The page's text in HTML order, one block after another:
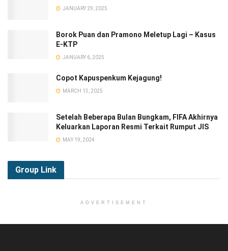
JANUARY 29, 2025
Borok Puan dan Pramono Meletup Lagi – Kasus
E-KTP
JANUARY 6, 2025
Copot Kapuspenkum Kejagung!
MARCH 13, 2025
Setelah Beberapa Bulan Bungkam, FIFA Akhirnya
Keluarkan Laporan Resmi Terkait Rumput JIS
MAY 19, 2024
Group Link
ADVERTISEMENT